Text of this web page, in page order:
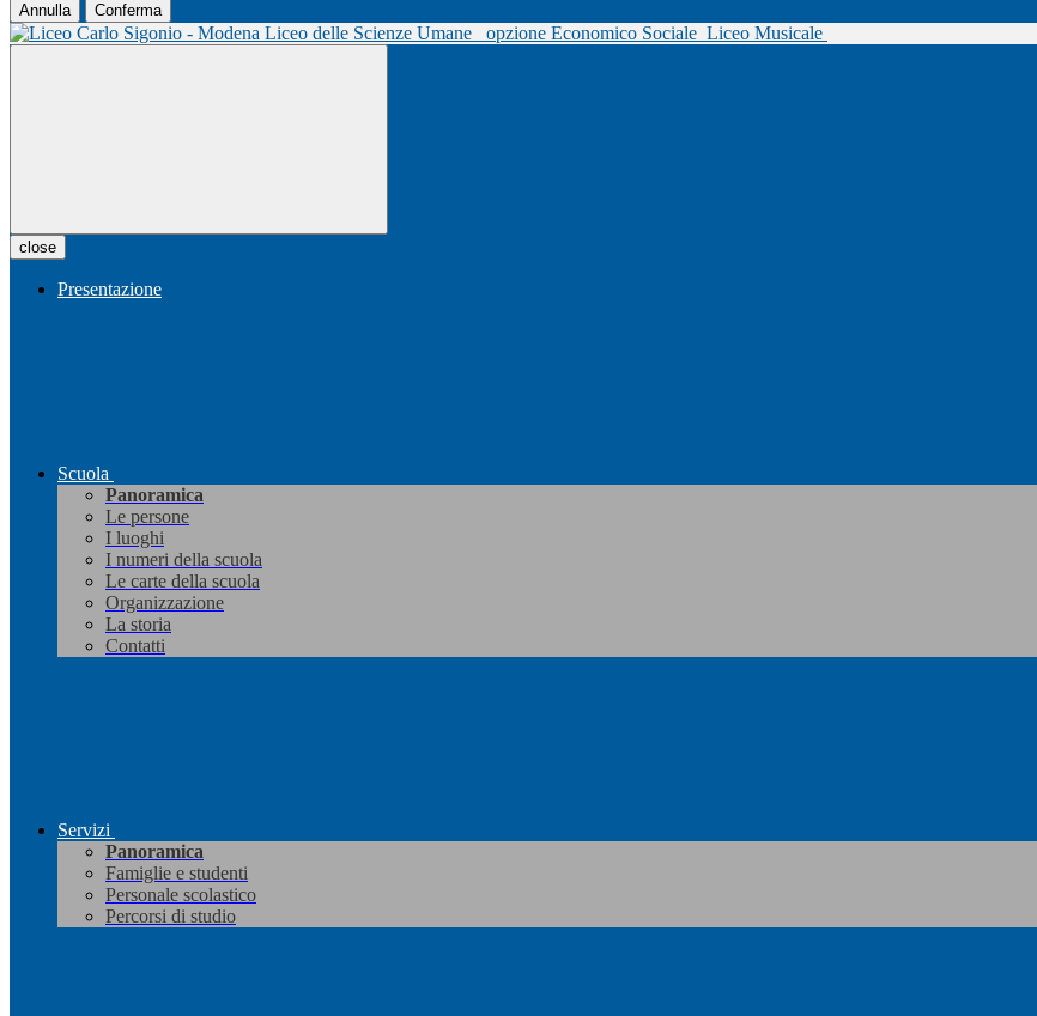
Annulla Conferma
Liceo delle Scienze Umane opzione Economico Sociale Liceo Musicale
close
Presentazione
Scuola
Panoramica
Le persone
I luoghi
I numeri della scuola
Le carte della scuola
Organizzazione
La storia
Contatti
Servizi
Panoramica
Famiglie e studenti
Personale scolastico
Percorsi di studio